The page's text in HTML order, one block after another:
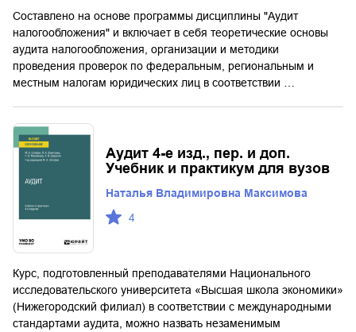
Составлено на основе программы дисциплины "Аудит
налогообложения" и включает в себя теоретические основы
аудита налогообложения, организации и методики
проведения проверок по федеральным, региональным и
местным налогам юридических лиц в соответствии …
Аудит 4-е изд., пер. и доп.
Учебник и практикум для вузов
Наталья Владимировна Максимова
4
Курс, подготовленный преподавателями Национального
исследовательского университета «Высшая школа экономики»
(Нижегородский филиал) в соответствии с международными
стандартами аудита, можно назвать незаменимым